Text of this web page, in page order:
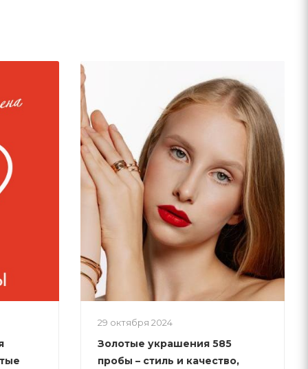
29 октября 2024
Золотые украшения 585
пробы – стиль и качество,